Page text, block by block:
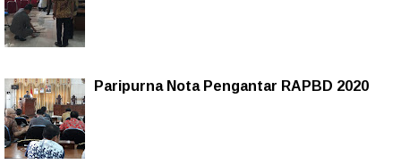
Paripurna Nota Pengantar RAPBD 2020